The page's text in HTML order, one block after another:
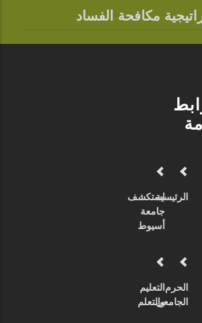
مكافحة الفساد
الرئيسيةاستكشف
جامعة
أسيوط
الحرم
الجامعي
التعليم
والتعلم